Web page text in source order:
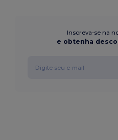
Inscreva-se na
e obtenha